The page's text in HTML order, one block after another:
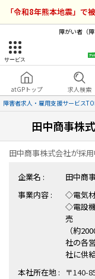
「令和8年熊本地震」で
障がい者（
サービス
atGPトップ 求人検索
障害者求人・雇用支援サービス
田中商事株
企業名 :
田中商
事業内容 :
◇電気
◇電設
売
（約
社の各
社に供給
本社所在地 :
〒140-
障
サ
就転職支援サービス
障害者専門の就転職
障害者アスリート専
ハイスキルな障害者
ログイン
atGPトップ
求人を検索する
求人を紹介してもら
スカウトを受ける